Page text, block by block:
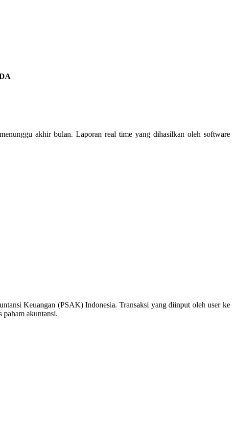
akhir bulan. Laporan real time yang dihasilkan oleh software
Keuangan (PSAK) Indonesia. Transaksi yang diinput oleh user ke
paham akuntansi.